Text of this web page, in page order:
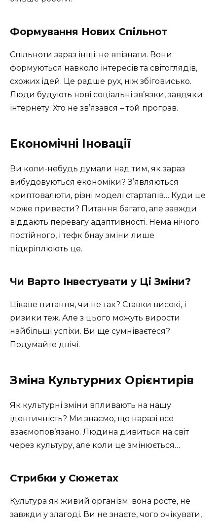
Формування Нових Спільнот
Спільноти зараз інші: не впізнати. Вони
формуються навколо інтересів та світоглядів,
схожих ідей. Це радше рух, ніж збіговисько.
Люди будують нові соціальні зв’язки, завдяки
інтернету. Хто не зв’язався – той програв.
Економічні Іновації
Ви коли-небудь думали над тим, як зараз
вибудовуються економіки? З’являються
криптовалюти, різні моделі стартапів… Куди це
може привести? Питання багато, але завжди
віддають перевагу адаптивності. Нема нічого
постійного, і тефк бнау зміни лише
підкріплюють це.
Чи Варто Інвестувати у Ці Зміни?
Цікаве питання, чи не так? Ставки високі, і
ризики теж. Але з цього можуть вирости
найбільші успіхи. Ви ще сумніваєтеся?
Подумайте двічі.
Зміна Культурних Орієнтирів
Як культурні зміни впливають на нашу
ідентичність? Ми знаємо, що наразі все
взаємопов’язано. Людина дивиться на світ
через культуру, але коли це змінюється…
Стрибки у Сюжетах
Культура як живий організм: вона росте, не
завжди у злагоді. Ви не знаєте, чого очікувати,